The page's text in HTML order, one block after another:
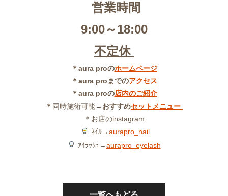
営業時間
9:00～18:00
不定休
＊aura proのホームページ
＊aura proまでのアクセス
＊aura proの店内のご紹介
＊ 同時施術可能→おすすめセットメニュー
＊お店のinstagram
ﾈｲﾙ→aurapro_nail
ｱｲﾗｯｼｭ→aurapro_eyelash